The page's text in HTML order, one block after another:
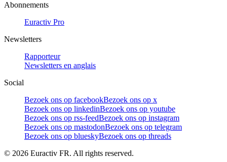
Abonnements
Euractiv Pro
Newsletters
Rapporteur
Newsletters en anglais
Social
Bezoek ons op facebookBezoek ons op x
Bezoek ons op linkedinBezoek ons op youtube
Bezoek ons op rss-feedBezoek ons op instagram
Bezoek ons op mastodonBezoek ons op telegram
Bezoek ons op blueskyBezoek ons op threads
© 2026 Euractiv FR. All rights reserved.